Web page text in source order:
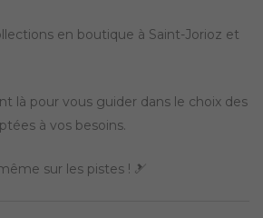
en boutique à Saint-Jorioz et
là pour vous guider dans le choix des
à vos besoins.
sur les pistes ! 🎿